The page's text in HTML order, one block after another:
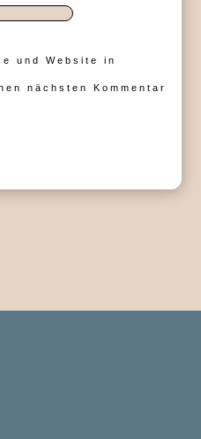
und Website in
nächsten Kommentar